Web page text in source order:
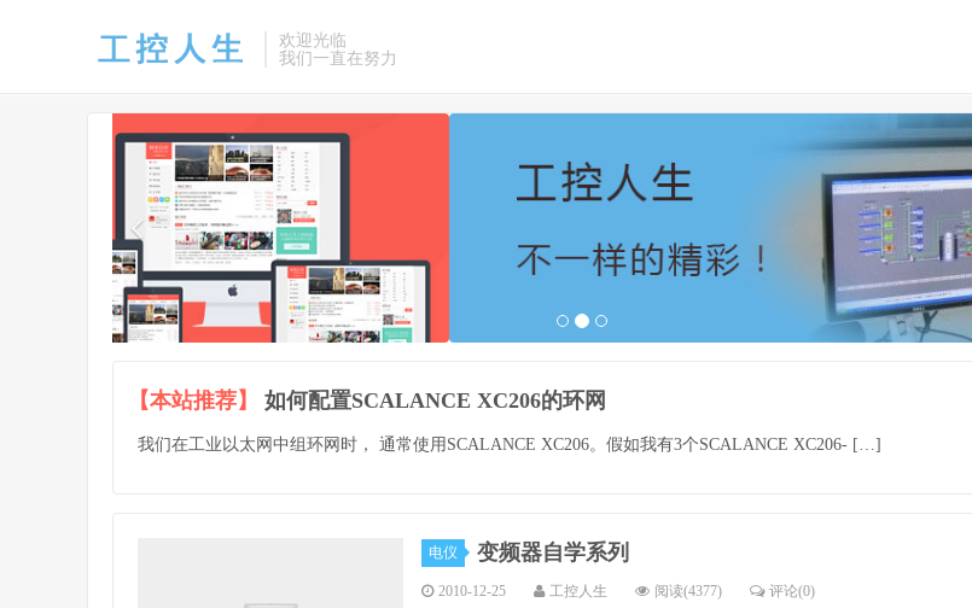
欢迎光临
我们一直在努力
【本站推荐】 如何配置SCALANCE XC206的环网
我们在工业以太网中组环网时， 通常使用SCALANCE XC206。假如我有3个SCALANCE XC206- […]
电仪 变频器自学系列
2010-12-25 工控人生 阅读(4377) 评论(0)